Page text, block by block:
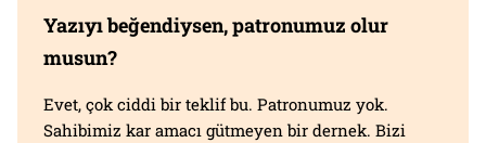
Yazıyı beğendiysen, patronumuz olur
musun?
Evet, çok ciddi bir teklif bu. Patronumuz yok.
Sahibimiz kar amacı gütmeyen bir dernek. Bizi